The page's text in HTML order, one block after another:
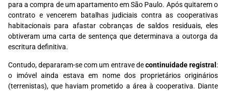
para a compra de um apartamento em São Paulo. Após quitarem o
contrato e vencerem batalhas judiciais contra as cooperativas
habitacionais para afastar cobranças de saldos residuais, eles
obtiveram uma carta de sentença que determinava a outorga da
escritura definitiva.
Contudo, depararam-se com um entrave decontinuidade registral :
o imóvel ainda estava em nome dos proprietários originários
(terrenistas), que haviam prometido a área à cooperativa. Diante